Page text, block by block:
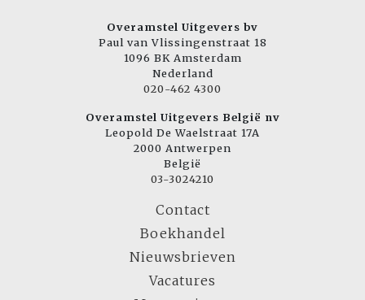
Overamstel Uitgevers bv
Paul van Vlissingenstraat 18
1096 BK Amsterdam
Nederland
020-462 4300
Overamstel Uitgevers België nv
Leopold De Waelstraat 17A
2000 Antwerpen
België
03-3024210
Contact
Boekhandel
Nieuwsbrieven
Vacatures